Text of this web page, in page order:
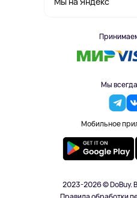
Мы
Мобильное
2023-2026 © DoBuy.